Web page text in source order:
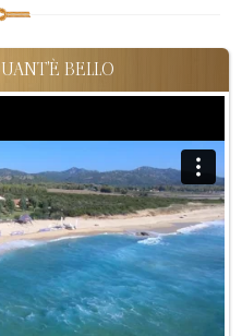
BELLO